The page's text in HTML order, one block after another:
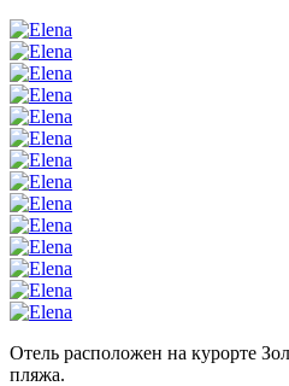
Отель расположен на курорте
пляжа.